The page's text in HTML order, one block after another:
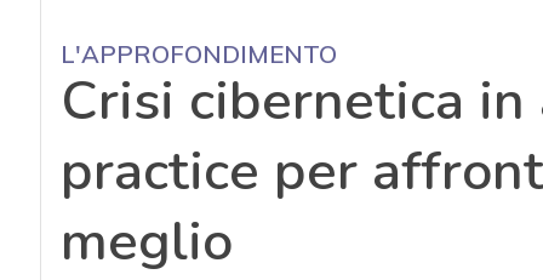
L'APPROFONDIMENTO
Crisi cibernetica in
practice per
meglio